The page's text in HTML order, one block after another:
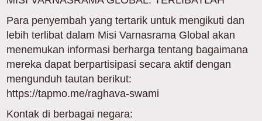
Para penyembah yang tertarik untuk mengikuti dan
lebih terlibat dalam Misi Varnasrama Global akan
menemukan informasi berharga tentang bagaimana
mereka dapat berpartisipasi secara aktif dengan
mengunduh tautan berikut:
https://tapmo.me/raghava-swami
Kontak di berbagai negara: